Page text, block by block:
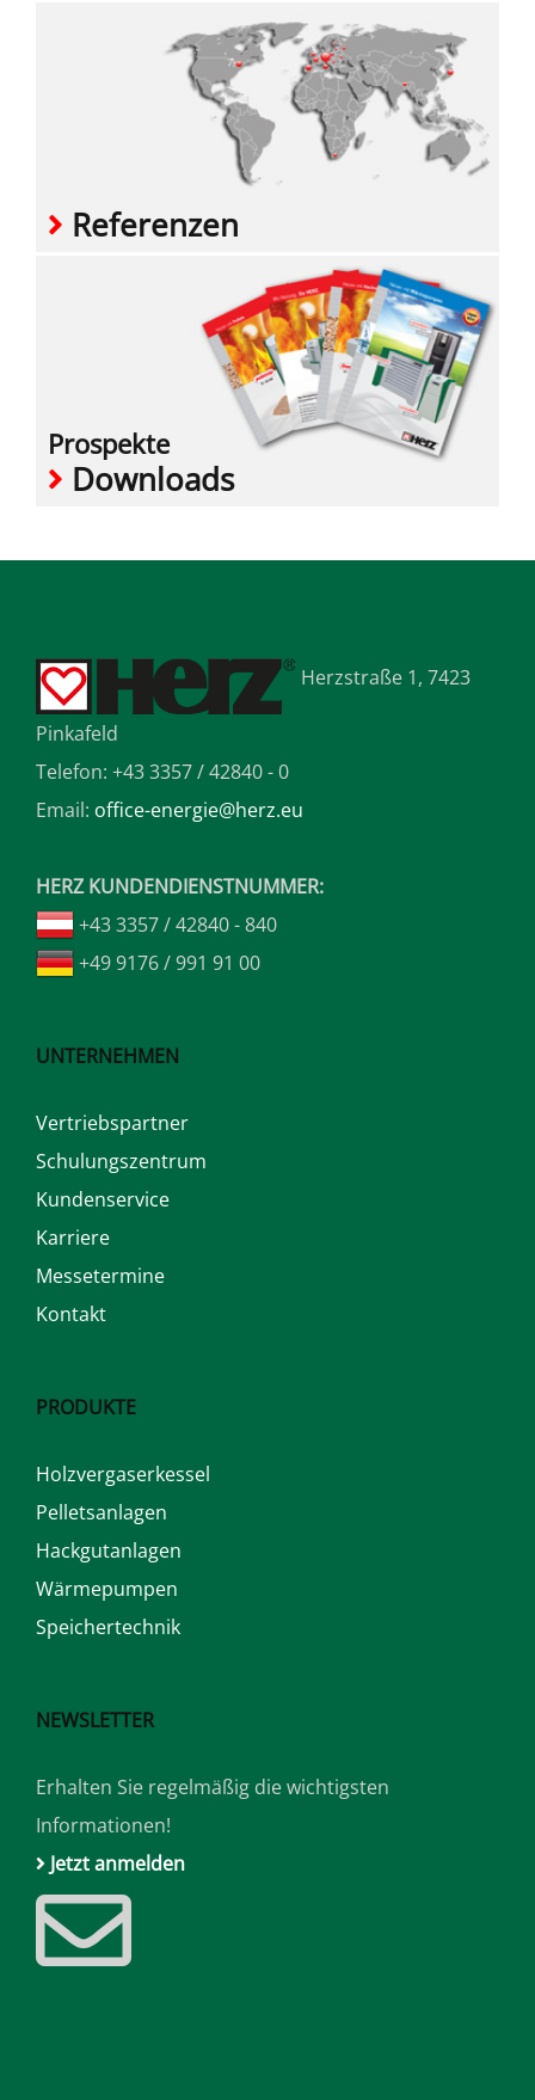
Referenzen
Prospekte
Downloads
Herzstraße 1, 7423
Pinkafeld
Telefon: +43 3357 / 42840 - 0
Email: office-energie@herz.eu
HERZ KUNDENDIENSTNUMMER:
+43 3357 / 42840 - 840
+49 9176 / 991 91 00
UNTERNEHMEN
Vertriebspartner
Schulungszentrum
Kundenservice
Karriere
Messetermine
Kontakt
PRODUKTE
Holzvergaserkessel
Pelletsanlagen
Hackgutanlagen
Wärmepumpen
Speichertechnik
NEWSLETTER
Erhalten Sie regelmäßig die wichtigsten
Informationen!
Jetzt anmelden